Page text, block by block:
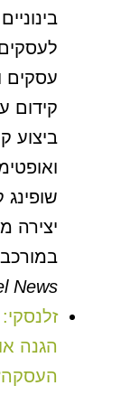
עסקים
קידום
שופינג
יצירה
News
הגנה